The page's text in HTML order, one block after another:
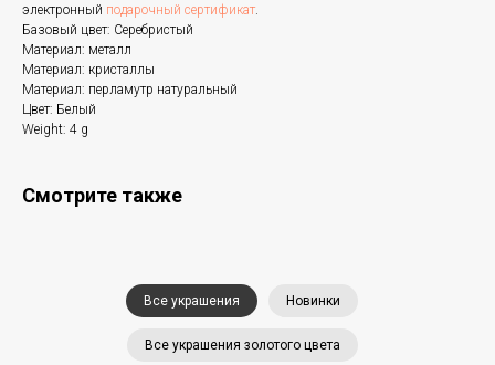
электронный подарочный сертификат.
Базовый цвет: Серебристый
Материал: металл
Материал: кристаллы
Материал: перламутр натуральный
Цвет: Белый
Weight: 4 g
Смотрите также
Все украшения Новинки
Все украшения золотого цвета